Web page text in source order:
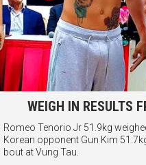
WEIGH IN RESULTS
Romeo Tenorio Jr 51.9kg
Korean opponent Gun Kim
bout at Vung Tau.